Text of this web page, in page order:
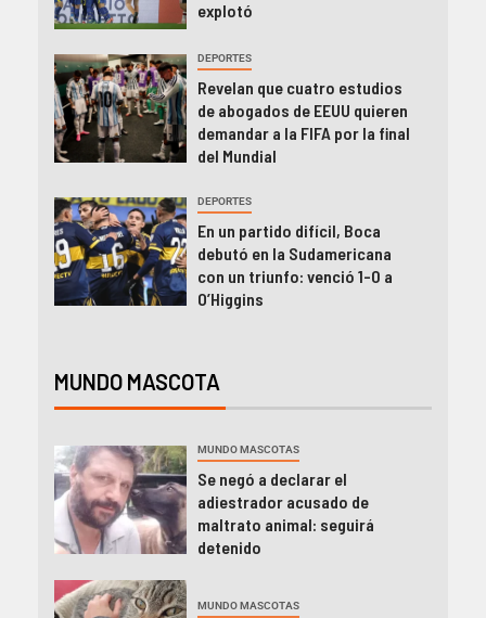
explotó
DEPORTES
Revelan que cuatro estudios
de abogados de EEUU quieren
demandar a la FIFA por la final
del Mundial
DEPORTES
En un partido difícil, Boca
debutó en la Sudamericana
con un triunfo: venció 1-0 a
O’Higgins
MUNDO MASCOTA
MUNDO MASCOTAS
Se negó a declarar el
adiestrador acusado de
maltrato animal: seguirá
detenido
MUNDO MASCOTAS